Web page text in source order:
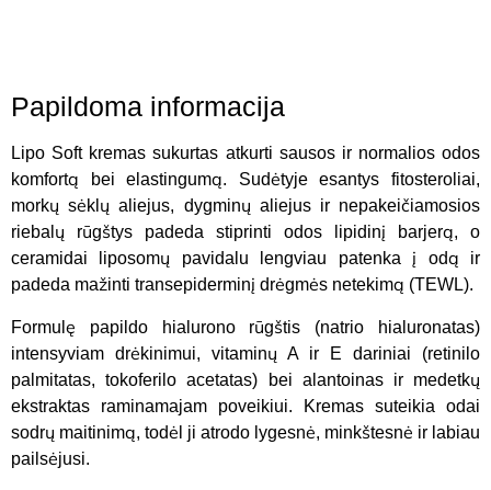
Papildoma informacija
Lipo Soft kremas sukurtas atkurti sausos ir normalios odos
komfortą bei elastingumą. Sudėtyje esantys fitosteroliai,
morkų sėklų aliejus, dygminų aliejus ir nepakeičiamosios
riebalų rūgštys padeda stiprinti odos lipidinį barjerą, o
ceramidai liposomų pavidalu lengviau patenka į odą ir
padeda mažinti transepiderminį drėgmės netekimą (TEWL).
Formulę papildo hialurono rūgštis (natrio hialuronatas)
intensyviam drėkinimui, vitaminų A ir E dariniai (retinilo
palmitatas, tokoferilo acetatas) bei alantoinas ir medetkų
ekstraktas raminamajam poveikiui. Kremas suteikia odai
sodrų maitinimą, todėl ji atrodo lygesnė, minkštesnė ir labiau
pailsėjusi.